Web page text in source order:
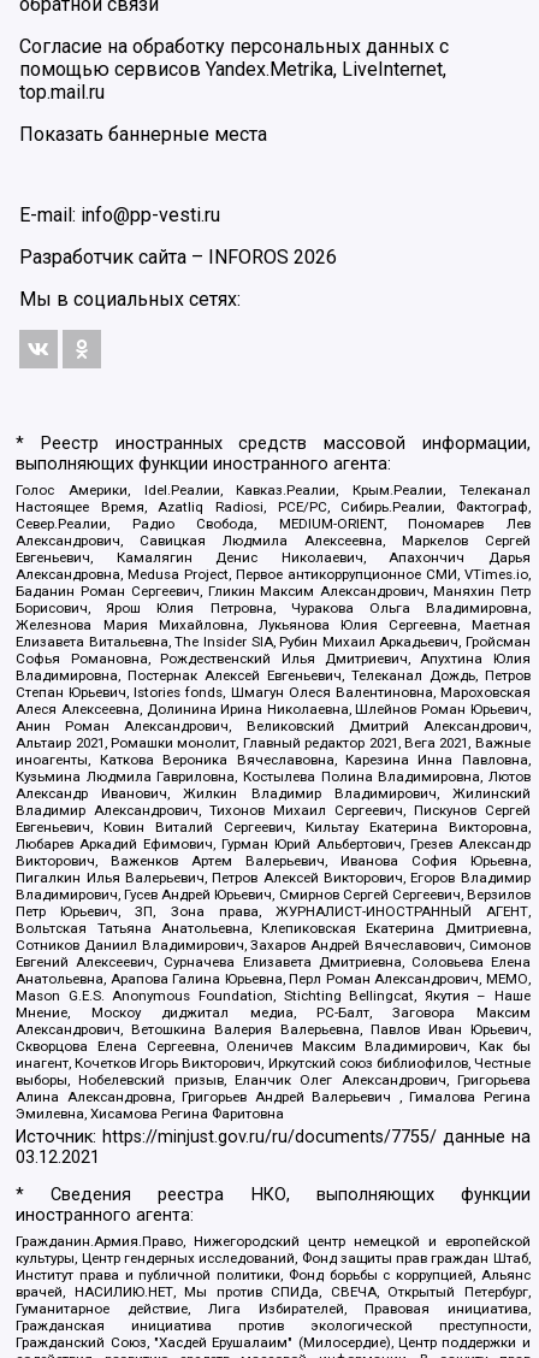
обратной связи
Согласие на обработку персональных данных с
помощью сервисов Yandex.Metrika, LiveInternet,
top.mail.ru
Показать баннерные места
E-mail: info@pp-vesti.ru
Разработчик сайта –
INFOROS 2026
Мы в социальных сетях:
* Реестр иностранных средств массовой информации,
выполняющих функции иностранного агента:
Голос Америки, Idel.Реалии, Кавказ.Реалии, Крым.Реалии, Телеканал
Настоящее Время, Azatliq Radiosi, PCE/PC, Сибирь.Реалии, Фактограф,
Север.Реалии, Радио Свобода, MEDIUM-ORIENT, Пономарев Лев
Александрович, Савицкая Людмила Алексеевна, Маркелов Сергей
Евгеньевич, Камалягин Денис Николаевич, Апахончич Дарья
Александровна, Medusa Project, Первое антикоррупционное СМИ, VTimes.io,
Баданин Роман Сергеевич, Гликин Максим Александрович, Маняхин Петр
Борисович, Ярош Юлия Петровна, Чуракова Ольга Владимировна,
Железнова Мария Михайловна, Лукьянова Юлия Сергеевна, Маетная
Елизавета Витальевна, The Insider SIA, Рубин Михаил Аркадьевич, Гройсман
Софья Романовна, Рождественский Илья Дмитриевич, Апухтина Юлия
Владимировна, Постернак Алексей Евгеньевич, Телеканал Дождь, Петров
Степан Юрьевич, Istories fonds, Шмагун Олеся Валентиновна, Мароховская
Алеся Алексеевна, Долинина Ирина Николаевна, Шлейнов Роман Юрьевич,
Анин Роман Александрович, Великовский Дмитрий Александрович,
Альтаир 2021, Ромашки монолит, Главный редактор 2021, Вега 2021, Важные
иноагенты, Каткова Вероника Вячеславовна, Карезина Инна Павловна,
Кузьмина Людмила Гавриловна, Костылева Полина Владимировна, Лютов
Александр Иванович, Жилкин Владимир Владимирович, Жилинский
Владимир Александрович, Тихонов Михаил Сергеевич, Пискунов Сергей
Евгеньевич, Ковин Виталий Сергеевич, Кильтау Екатерина Викторовна,
Любарев Аркадий Ефимович, Гурман Юрий Альбертович, Грезев Александр
Викторович, Важенков Артем Валерьевич, Иванова София Юрьевна,
Пигалкин Илья Валерьевич, Петров Алексей Викторович, Егоров Владимир
Владимирович, Гусев Андрей Юрьевич, Смирнов Сергей Сергеевич, Верзилов
Петр Юрьевич, ЗП, Зона права, ЖУРНАЛИСТ-ИНОСТРАННЫЙ АГЕНТ,
Вольтская Татьяна Анатольевна, Клепиковская Екатерина Дмитриевна,
Сотников Даниил Владимирович, Захаров Андрей Вячеславович, Симонов
Евгений Алексеевич, Сурначева Елизавета Дмитриевна, Соловьева Елена
Анатольевна, Арапова Галина Юрьевна, Перл Роман Александрович, МЕМО,
Mason G.E.S. Anonymous Foundation, Stichting Bellingcat, Якутия – Наше
Мнение, Москоу диджитал медиа, РС-Балт, Заговора Максим
Александрович, Ветошкина Валерия Валерьевна, Павлов Иван Юрьевич,
Скворцова Елена Сергеевна, Оленичев Максим Владимирович, Как бы
инагент, Кочетков Игорь Викторович, Иркутский союз библиофилов, Честные
выборы, Нобелевский призыв, Еланчик Олег Александрович, Григорьева
Алина Александровна, Григорьев Андрей Валерьевич , Гималова Регина
Эмилевна, Хисамова Регина Фаритовна
Источник: https://minjust.gov.ru/ru/documents/7755/ данные на
03.12.2021
* Сведения реестра НКО, выполняющих функции
иностранного агента:
Гражданин.Армия.Право, Нижегородский центр немецкой и европейской
культуры, Центр гендерных исследований, Фонд защиты прав граждан Штаб,
Институт права и публичной политики, Фонд борьбы с коррупцией, Альянс
врачей, НАСИЛИЮ.НЕТ, Мы против СПИДа, СВЕЧА, Открытый Петербург,
Гуманитарное действие, Лига Избирателей, Правовая инициатива,
Гражданская инициатива против экологической преступности,
Гражданский Союз, "Хасдей Ерушалаим" (Милосердие), Центр поддержки и